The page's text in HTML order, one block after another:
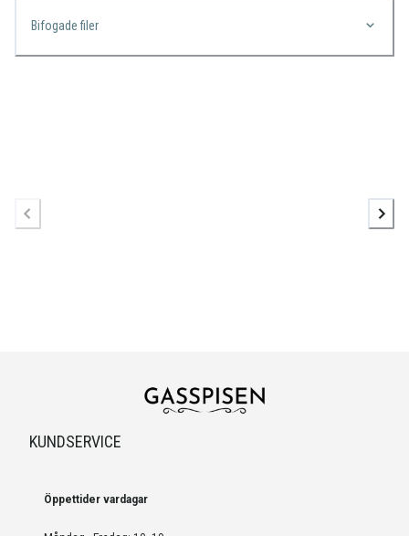
Bifogade filer
KUNDSERVICE
Öppettider vardagar